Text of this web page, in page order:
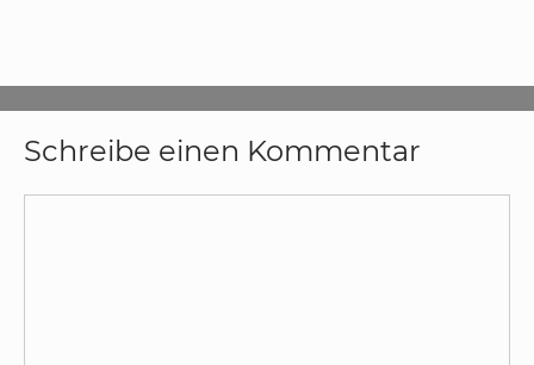
Schreibe einen Kommentar